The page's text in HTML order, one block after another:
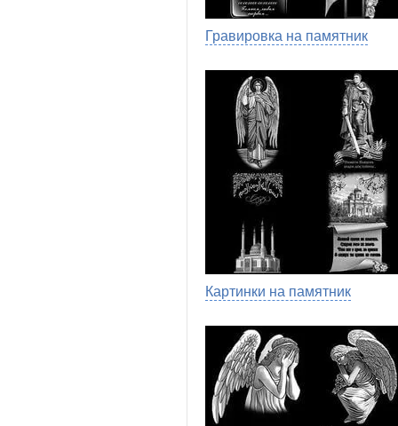
Гравировка на памятник
Картинки на памятник